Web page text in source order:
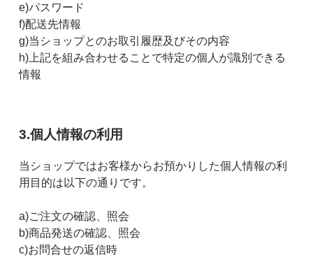
e)パスワード
f)配送先情報
g)当ショップとのお取引履歴及びその内容
h)上記を組み合わせることで特定の個人が識別できる
情報
3.個人情報の利用
当ショップではお客様からお預かりした個人情報の利
用目的は以下の通りです。
a)ご注文の確認、照会
b)商品発送の確認、照会
c)お問合せの返信時